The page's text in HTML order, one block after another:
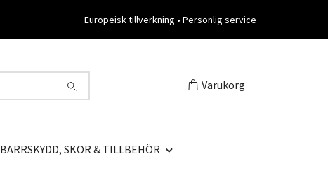
Europeisk tillverkning • Personlig service
Varukorg
BARRSKYDD, SKOR & TILLBEHÖR